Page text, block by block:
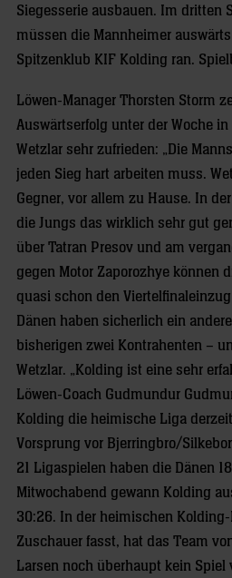
Siegesserie ausbauen. Im dritten
müssen die Mannheimer
Spitzenklub KIF Kolding ran.
Löwen-Manager Thorsten Storm
Auswärtserfolg unter der Woche
Wetzlar sehr zufrieden: „Die
jeden Sieg hart arbeiten muss.
Gegner, vor allem zu Hause. In
die Jungs das wirklich sehr gut
über Tatran Presov und am
gegen Motor Zaporozhye können
quasi schon den
Dänen haben sicherlich ein
bisherigen zwei Kontrahenten –
Wetzlar. „Kolding ist eine sehr
Löwen-Coach Gudmundur
Kolding die heimische Liga
Vorsprung vor Bjerringbro/
21 Ligaspielen haben die Dänen
Mitwochabend gewann Kolding
30:26. In der heimischen
Zuschauer fasst, hat das Team
Larsen noch überhaupt kein Spiel